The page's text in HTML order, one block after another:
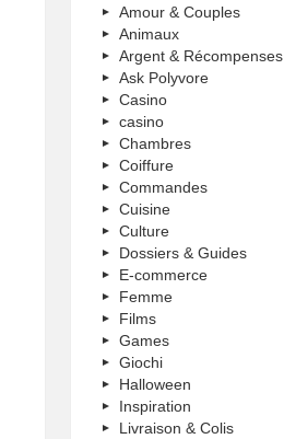
Amour & Couples
Animaux
Argent & Récompenses
Ask Polyvore
Casino
casino
Chambres
Coiffure
Commandes
Cuisine
Culture
Dossiers & Guides
E-commerce
Femme
Films
Games
Giochi
Halloween
Inspiration
Livraison & Colis